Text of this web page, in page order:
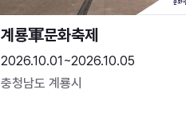
2026.10.01~2026.10.05
충청남도 계룡시